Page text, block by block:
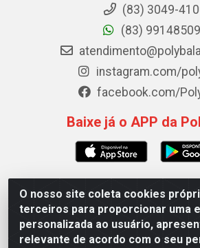
O nosso site coleta cookies
terceiros para proporcionar uma
personalizada ao usuário,
relevante de acordo com o seu
(83) 3049-
(83)
instagram.com/
facebook.com/
Baixe já o APP da
Polybalas - Rua João Miguel de
Ernesto Geisel, João Pessoa/PB - CEP
00.909.327/0002-61